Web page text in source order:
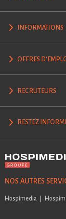
INFORMATIONS
OFFRES
RECRUTEURS
RESTEZ
NOS AUTRES
Hospimedia